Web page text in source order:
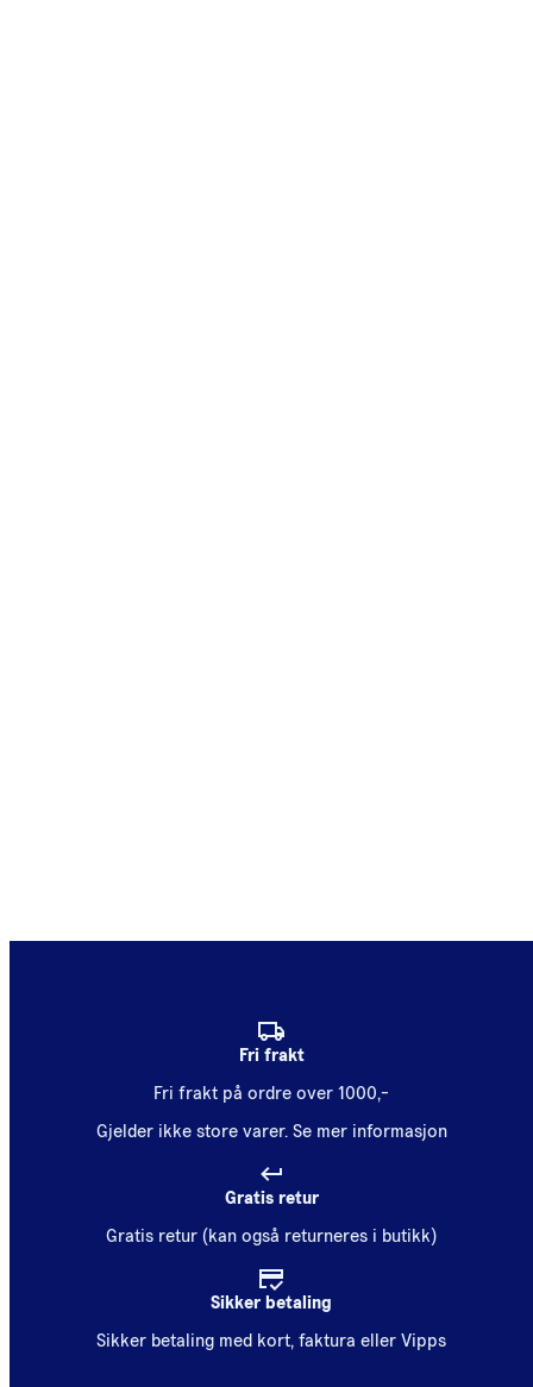
Fri frakt
Fri frakt på ordre over 1000,-
Gjelder ikke store varer. Se mer informasjon
Gratis retur
Gratis retur (kan også returneres i butikk)
Sikker betaling
Sikker betaling med kort, faktura eller Vipps